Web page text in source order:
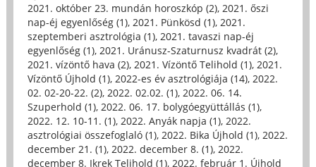
2021. október 23. mundán horoszkóp (2), 2021. őszi
nap-éj egyenlőség (1), 2021. Pünkösd (1), 2021.
szeptemberi asztrológia (1), 2021. tavaszi nap-éj
egyenlőség (1), 2021. Uránusz-Szaturnusz kvadrát (2),
2021. vízöntő hava (2), 2021. Vízöntő Telihold (1), 2021.
Vízöntő Újhold (1), 2022-es év asztrológiája (14), 2022.
02. 02-20-22. (2), 2022. 02.02. (1), 2022. 06. 14.
Szuperhold (1), 2022. 06. 17. bolygóegyüttállás (1),
2022. 12. 10-11. (1), 2022. Anyák napja (1), 2022.
asztrológiai összefoglaló (1), 2022. Bika Újhold (1), 2022.
december 21. (1), 2022. december 8. (1), 2022.
december 8. Ikrek Telihold (1), 2022. február 1. Újhold